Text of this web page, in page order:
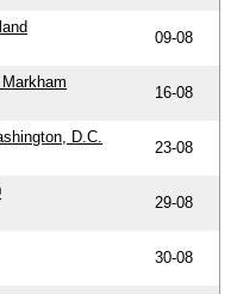
09-08
16-08
D.C.
23-08
29-08
30-08